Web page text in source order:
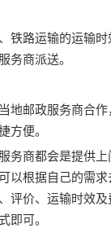
铁路运输的运输
务商派送。
地邮政服务商合
方便。
务商都会是提供
以根据自己的需
评价、运输时效
即可。